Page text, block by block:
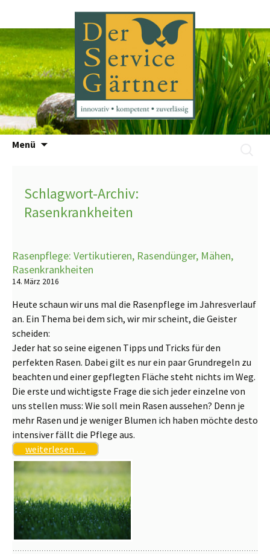
Menü
Zum
Schlagwort-Archiv:
Rasenkrankheiten
Rasenpflege: Vertikutieren, Rasendünger, Mähen,
Rasenkrankheiten
14. März 2016
Heute schaun wir uns mal die Rasenpflege im Jahresverlauf
an. Ein Thema bei dem sich, wir mir scheint, die Geister
scheiden:
Jeder hat so seine eigenen Tipps und Tricks für den
perfekten Rasen. Dabei gilt es nur ein paar Grundregeln zu
beachten und einer gepflegten Fläche steht nichts im Weg.
Die erste und wichtigste Frage die sich jeder einzelne von
uns stellen muss: Wie soll mein Rasen aussehen? Denn je
mehr Rasen und je weniger Blumen ich haben möchte desto
intensiver fällt die Pflege aus.
weiterlesen …